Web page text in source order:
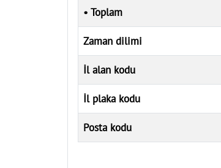
• Toplam
Zaman dilimi
İl alan kodu
İl plaka kodu
Posta kodu